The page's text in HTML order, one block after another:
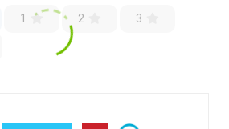
1 2 3